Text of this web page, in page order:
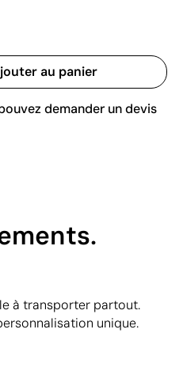
au panier
demander un devis
à transporter partout.
unique.